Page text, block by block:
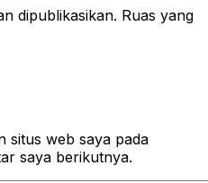
dipublikasikan. Ruas yang
situs web saya pada
saya berikutnya.